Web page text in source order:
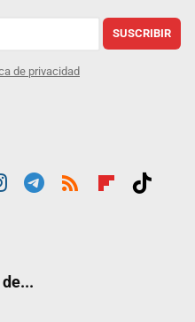
SUSCRIBIR
de privacidad